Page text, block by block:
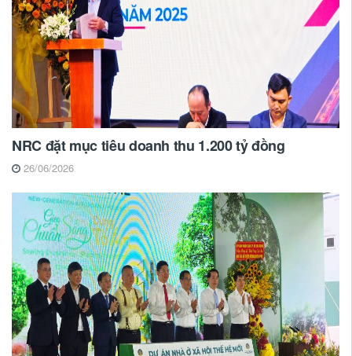
NRC đặt mục tiêu doanh thu 1.200 tỷ đồng
26/06/2026